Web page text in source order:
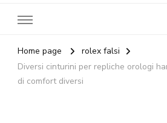
Home page
rolex falsi
Diversi cinturini per repliche orologi
di comfort diversi